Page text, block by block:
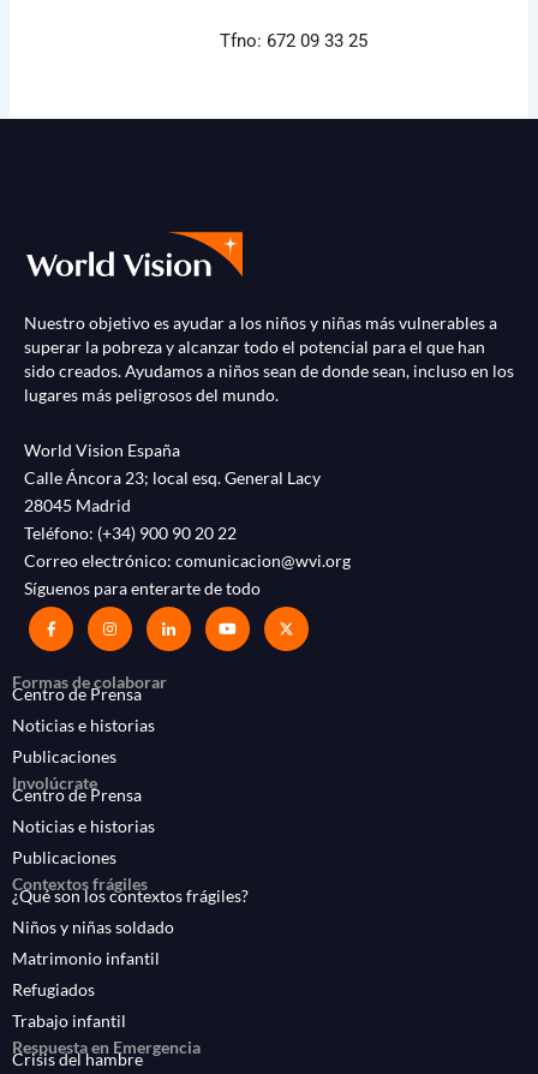
Tfno: 672 09 33 25
Nuestro objetivo es ayudar a los niños y niñas más vulnerables a
superar la pobreza y alcanzar todo el potencial para el que han
sido creados. Ayudamos a niños sean de donde sean, incluso en los
lugares más peligrosos del mundo.
World Vision España
Calle Áncora 23; local esq. General Lacy
28045 Madrid
Teléfono: (+34) 900 90 20 22
Correo electrónico: comunicacion@wvi.org
Síguenos para enterarte de todo
Formas de colaborar
Centro de Prensa
Noticias e historias
Publicaciones
Involúcrate
Centro de Prensa
Noticias e historias
Publicaciones
Contextos frágiles
¿Qué son los contextos frágiles?
Niños y niñas soldado
Matrimonio infantil
Refugiados
Trabajo infantil
Respuesta en Emergencia
Crisis del hambre